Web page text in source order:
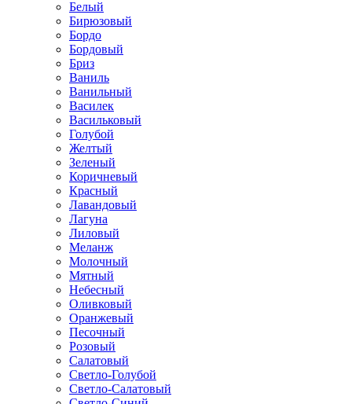
Белый
Бирюзовый
Бордо
Бордовый
Бриз
Ваниль
Ванильный
Василек
Васильковый
Голубой
Желтый
Зеленый
Коричневый
Красный
Лавандовый
Лагуна
Лиловый
Меланж
Молочный
Мятный
Небесный
Оливковый
Оранжевый
Песочный
Розовый
Салатовый
Светло-Голубой
Светло-Салатовый